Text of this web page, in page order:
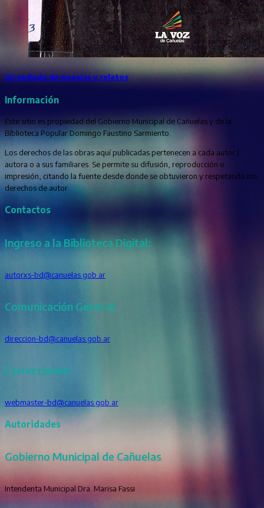
Un puñado de poesías y relatos
Información
Este sitio es propiedad del Gobierno Municipal de Cañuelas y de la
Biblioteca Popular Domingo Faustino Sarmiento.
Los derechos de las obras aquí publicadas pertenecen a cada autor /
autora o a sus familiares. Se permite su difusión, reproducción o
impresión, citando la fuente desde donde se obtuvieron y respetando los
derechos de autor.
Contactos
Ingreso a la Biblioteca Digital:
autorxs-bd@canuelas.gob.ar
Comunicación General:
direccion-bd@canuelas.gob.ar
Correcciones:
webmaster-bd@canuelas.gob.ar
Autoridades
Gobierno Municipal de Cañuelas
Intendenta Municipal Dra. Marisa Fassi